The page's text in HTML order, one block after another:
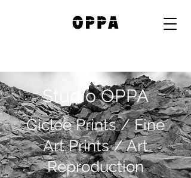
Studio OPPA
Giclee Prints / Fine
Art Prints / Art
Reproduction